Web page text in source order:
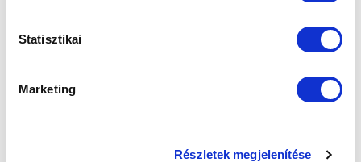
Statisztikai
Marketing
Részletek megjelenítése